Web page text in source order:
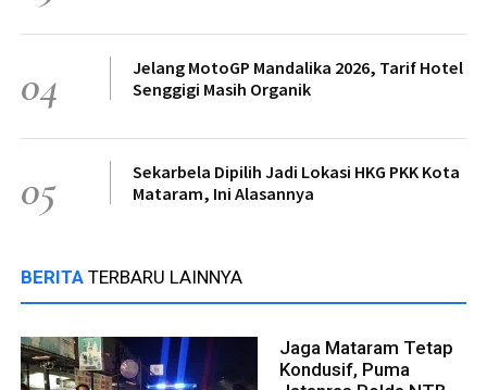
04
Jelang MotoGP Mandalika 2026, Tarif Hotel
Senggigi Masih Organik
05
Sekarbela Dipilih Jadi Lokasi HKG PKK Kota
Mataram, Ini Alasannya
BERITA TERBARU LAINNYA
Jaga Mataram Tetap
Kondusif, Puma